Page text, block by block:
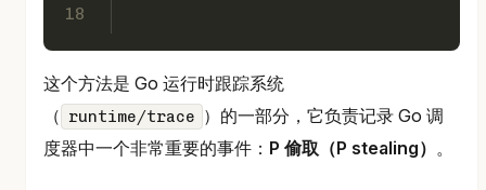
18
这个方法是 Go 运行时跟踪系统
（ runtime/trace ）的一部分，它负责记录 Go 调
度器中一个非常重要的事件： P 偷取（P stealing） 。